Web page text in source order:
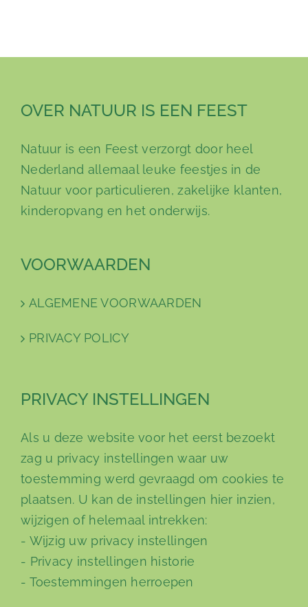
OVER NATUUR IS EEN FEEST
Natuur is een Feest verzorgt door heel
Nederland allemaal leuke feestjes in de
Natuur voor particulieren, zakelijke klanten,
kinderopvang en het onderwijs.
VOORWAARDEN
ALGEMENE VOORWAARDEN
PRIVACY POLICY
PRIVACY INSTELLINGEN
Als u deze website voor het eerst bezoekt
zag u privacy instellingen waar uw
toestemming werd gevraagd om cookies te
plaatsen. U kan de instellingen hier inzien,
wijzigen of helemaal intrekken:
- Wijzig uw privacy instellingen
- Privacy instellingen historie
- Toestemmingen herroepen